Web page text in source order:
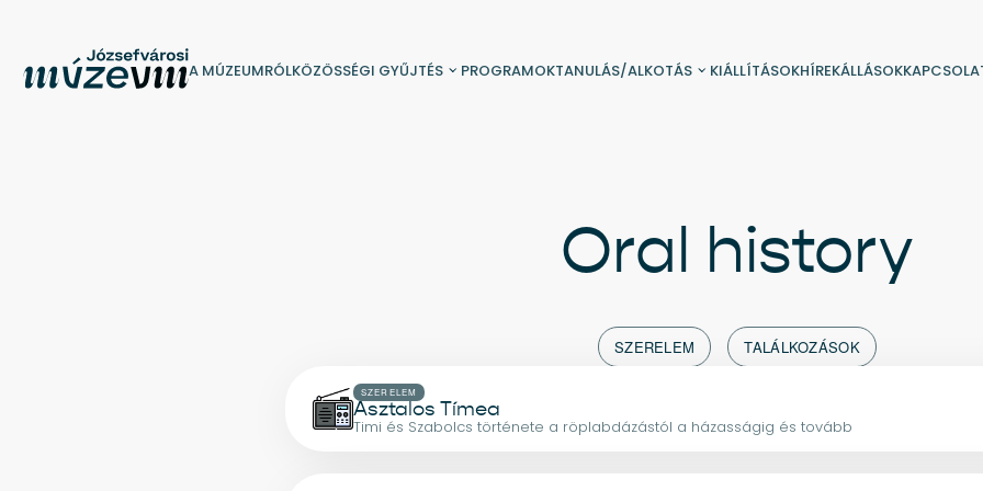
A MÚZEUMRÓLKÖZÖSSÉGI GYŰJTÉS PROGRAMOKTANULÁS/ALKOTÁS KIÁLLÍTÁSOKHÍREKÁLLÁSOK
Oral history
SZERELEM TALÁLKOZÁSOK
SZERELEM
Asztalos Tímea
Timi és Szabolcs története a röplabdázástól a házasságig és tovább